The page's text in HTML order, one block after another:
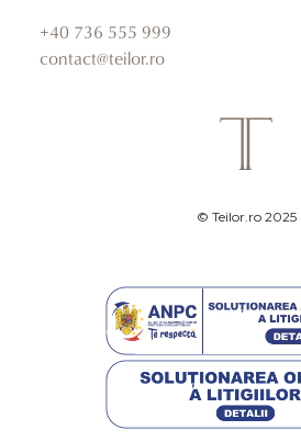
+40 736 555 999
contact@teilor.ro
© Teilor.ro 2025